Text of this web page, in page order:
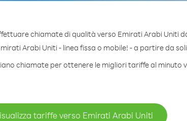
chiamate di qualità verso Emirati Arabi Uniti
Arabi Uniti - linea fissa o mobile! - a partire da
chiamate per ottenere le migliori tariffe al minuto
tariffe verso Emirati Arabi Uniti